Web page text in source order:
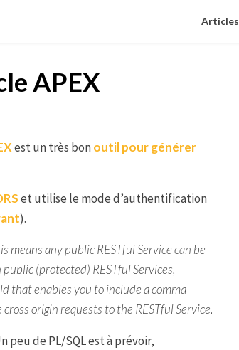
Articles
APEX
est un très bonoutil pour générer
et utilise le mode d’authentification
).
means any public RESTful Service can be
public (protected) RESTful Services,
that enables you to include a comma
origin requests to the RESTful Service.
peu de PL/SQL est à prévoir,